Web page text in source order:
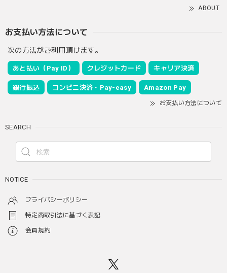
ABOUT
お支払い方法について
次の方法がご利用頂けます。
あと払い（Pay ID） クレジットカード キャリア決済
銀行振込 コンビニ決済・Pay-easy Amazon Pay
お支払い方法について
SEARCH
NOTICE
プライバシーポリシー
特定商取引法に基づく表記
会員規約